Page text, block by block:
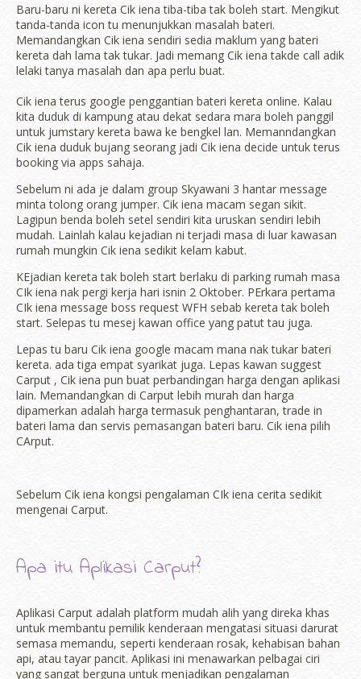
Baru-baru ni kereta Cik iena tiba-tiba tak boleh start. Mengikut
tanda-tanda icon tu menunjukkan masalah bateri.
Memandangkan Cik iena sendiri sedia maklum yang bateri
kereta dah lama tak tukar. Jadi memang Cik iena takde call adik
lelaki tanya masalah dan apa perlu buat.
Cik iena terus google penggantian bateri kereta online. Kalau
kita duduk di kampung atau dekat sedara mara boleh panggil
untuk jumstary kereta bawa ke bengkel lan. Memanndangkan
Cik iena duduk bujang seorang jadi Cik iena decide untuk terus
booking via apps sahaja.
Sebelum ni ada je dalam group Skyawani 3 hantar message
minta tolong orang jumper. Cik iena macam segan sikit.
Lagipun benda boleh setel sendiri kita uruskan sendiri lebih
mudah. Lainlah kalau kejadian ni terjadi masa di luar kawasan
rumah mungkin Cik iena sedikit kelam kabut.
KEjadian kereta tak boleh start berlaku di parking rumah masa
CIk iena nak pergi kerja hari isnin 2 Oktober. PErkara pertama
CIk iena message boss request WFH sebab kereta tak boleh
start. Selepas tu mesej kawan office yang patut tau juga.
Lepas tu baru Cik iena google macam mana nak tukar bateri
kereta. ada tiga empat syarikat juga. Lepas kawan suggest
Carput , Cik iena pun buat perbandingan harga dengan aplikasi
lain. Memandangkan di Carput lebih murah dan harga
dipamerkan adalah harga termasuk penghantaran, trade in
bateri lama dan servis pemasangan bateri baru. Cik iena pilih
CArput.
Sebelum Cik iena kongsi pengalaman CIk iena cerita sedikit
mengenai Carput.
Apa itu Aplikasi Carput?
Aplikasi Carput adalah platform mudah alih yang direka khas
untuk membantu pemilik kenderaan mengatasi situasi darurat
semasa memandu, seperti kenderaan rosak, kehabisan bahan
api, atau tayar pancit. Aplikasi ini menawarkan pelbagai ciri
yang sangat berguna untuk menjadikan pengalaman